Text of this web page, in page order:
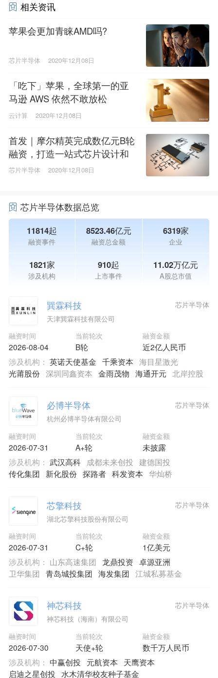
相关资讯
苹果会更加青睐AMD吗?
芯片半导体 2020年12月08日
「吃下」苹果，全球第一的亚
马逊 AWS 依然不敢放松
云计算 2020年12月08日
首发｜摩尔精英完成数亿元B轮
融资，打造一站式芯片设计和
供应链平台
芯片半导体 2020年12月08日
芯片半导体数据总览
11814起
融资事件
8523.46亿元
融资总金额
6319家
企业
1821家
涉及机构
910起
上市事件
11.02万亿元
A股总市值
巽霖科技
天津巽霖科技有限公司
融资时间
2026-08-04
当前轮次
B轮
融资金额
近2亿人民币
芯片半导体
涉及机构： 英诺天使基金 千乘资本 海目星激光
光莆股份 深圳同鑫资本 金雨茂物 海通开元 北岸控股
必博半导体
杭州必博半导体有限公司
融资时间
2026-07-31
当前轮次
A+轮
融资金额
未披露
芯片半导体
涉及机构： 武汉高科 成都未来创投
建德国投
传化集团
新化股份 探路者 科发资本 华灿桥
芯擎科技
湖北芯擎科技股份有限公司
融资时间
2026-07-31
当前轮次
C+轮
融资金额
1亿美元
芯片半导体
涉及机构： 山东高速集团 龙鼎投资 卓源亚洲
卫华集团
青岛城投集团 海发集团 江城私募基金
神芯科技
神芯科技（海南）有限公司
融资时间
2026-07-30
当前轮次
天使+轮
融资金额
数千万人民币
芯片半导体
涉及机构： 中赢创投 元航资本
天鹰资本
启迪之星创投
水木清华校友种子基金